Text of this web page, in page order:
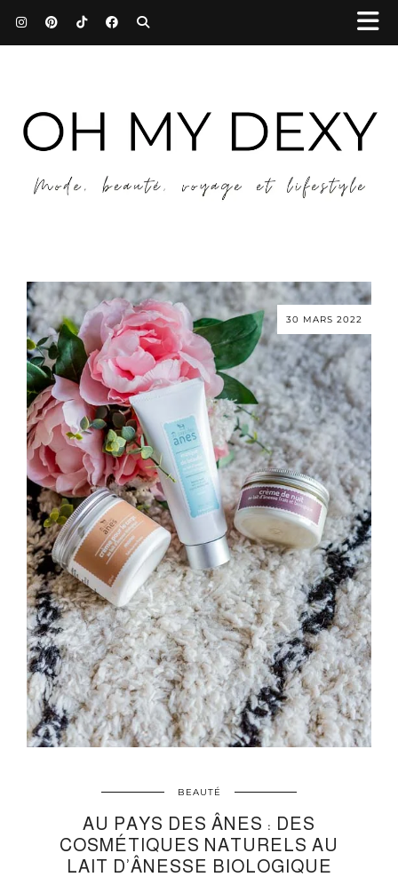
30 MARS 2022
BEAUTÉ
AU PAYS DES ÂNES : DES
COSMÉTIQUES NATURELS AU
LAIT D’ÂNESSE BIOLOGIQUE